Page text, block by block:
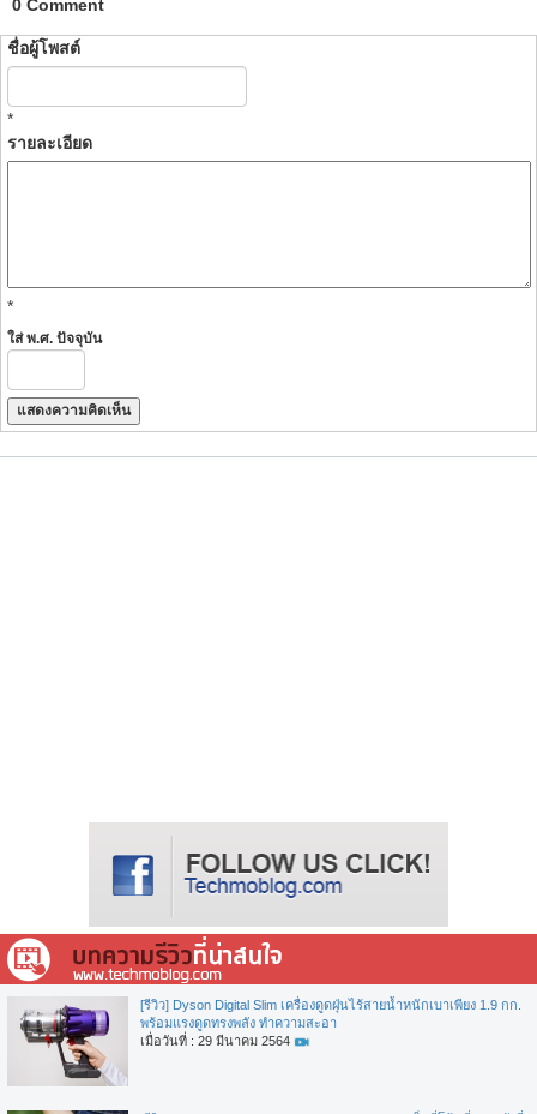
0 Comment
ชื่อผู้โพสต์
*
รายละเอียด
*
ใส่ พ.ศ. ปัจจุบัน
[รีวิว] Dyson Digital Slim เครื่องดูดฝุ่นไร้สายน้ำหนักเบาเพียง 1.9 กก.
พร้อมแรงดูดทรงพลัง ทำความสะอา
เมื่อวันที่ : 29 มีนาคม 2564